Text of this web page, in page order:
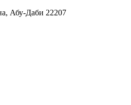
Абу-Даби 22207